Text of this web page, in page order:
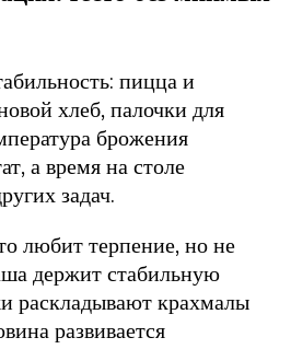
пицца и
хлеб, палочки для
брожения
а время на столе
задач.
любит терпение, но не
держит стабильную
раскладывают крахмалы
развивается